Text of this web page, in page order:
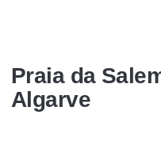
Praia da
Algarve